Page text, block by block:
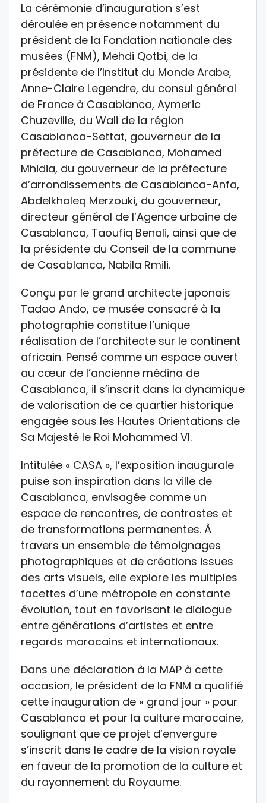
La cérémonie d’inauguration s’est
déroulée en présence notamment du
président de la Fondation nationale des
musées (FNM), Mehdi Qotbi, de la
présidente de l’Institut du Monde Arabe,
Anne-Claire Legendre, du consul général
de France à Casablanca, Aymeric
Chuzeville, du Wali de la région
Casablanca-Settat, gouverneur de la
préfecture de Casablanca, Mohamed
Mhidia, du gouverneur de la préfecture
d’arrondissements de Casablanca-Anfa,
Abdelkhaleq Merzouki, du gouverneur,
directeur général de l’Agence urbaine de
Casablanca, Taoufiq Benali, ainsi que de
la présidente du Conseil de la commune
de Casablanca, Nabila Rmili.
Conçu par le grand architecte japonais
Tadao Ando, ce musée consacré à la
photographie constitue l’unique
réalisation de l’architecte sur le continent
africain. Pensé comme un espace ouvert
au cœur de l’ancienne médina de
Casablanca, il s’inscrit dans la dynamique
de valorisation de ce quartier historique
engagée sous les Hautes Orientations de
Sa Majesté le Roi Mohammed VI.
Intitulée « CASA », l’exposition inaugurale
puise son inspiration dans la ville de
Casablanca, envisagée comme un
espace de rencontres, de contrastes et
de transformations permanentes. À
travers un ensemble de témoignages
photographiques et de créations issues
des arts visuels, elle explore les multiples
facettes d’une métropole en constante
évolution, tout en favorisant le dialogue
entre générations d’artistes et entre
regards marocains et internationaux.
Dans une déclaration à la MAP à cette
occasion, le président de la FNM a qualifié
cette inauguration de « grand jour » pour
Casablanca et pour la culture marocaine,
soulignant que ce projet d’envergure
s’inscrit dans le cadre de la vision royale
en faveur de la promotion de la culture et
du rayonnement du Royaume.